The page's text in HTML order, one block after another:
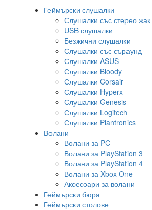
Геймърски слушалки
Слушалки със стерео жак
USB слушалки
Безжични слушалки
Слушалки със съраунд
Слушалки ASUS
Слушалки Bloody
Слушалки Corsair
Слушалки Hyperx
Слушалки Genesis
Слушалки Logitech
Слушалки Plantronics
Волани
Волани за PC
Волани за PlayStation 3
Волани за PlayStation 4
Волани за Xbox One
Аксесоари за волани
Геймърски бюра
Геймърски столове